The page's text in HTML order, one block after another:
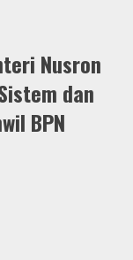
Nusron
dan
BPN